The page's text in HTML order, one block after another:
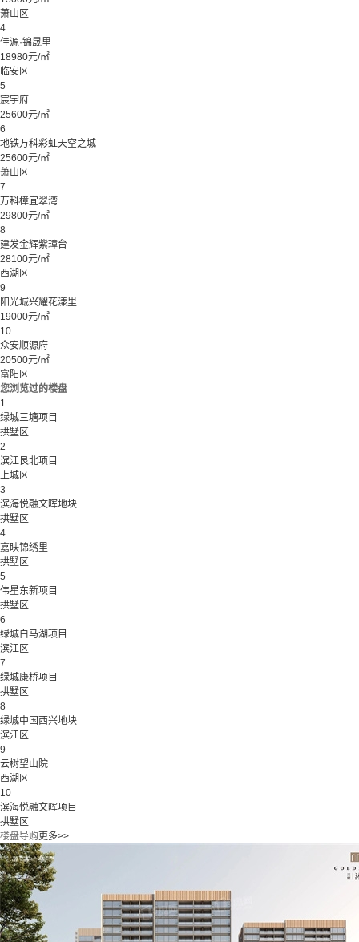
萧山区
4
佳源·锦晟里
18980元/㎡
临安区
5
宸宇府
25600元/㎡
6
地铁万科彩虹天空之城
25600元/㎡
萧山区
7
万科樟宜翠湾
29800元/㎡
8
建发金辉紫璋台
28100元/㎡
西湖区
9
阳光城兴耀花漾里
19000元/㎡
10
众安顺源府
20500元/㎡
富阳区
您浏览过的楼盘
1
绿城三塘项目
拱墅区
2
滨江艮北项目
上城区
3
滨海悦融文晖地块
拱墅区
4
嘉映锦绣里
拱墅区
5
伟星东新项目
拱墅区
6
绿城白马湖项目
滨江区
7
绿城康桥项目
拱墅区
8
绿城中国西兴地块
滨江区
9
云树望山院
西湖区
10
滨海悦融文晖项目
拱墅区
楼盘导购更多>>